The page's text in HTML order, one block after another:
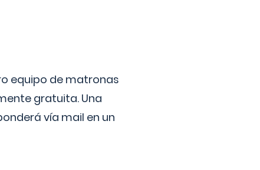
equipo de matronas
gratuita. Una
vía mail en un